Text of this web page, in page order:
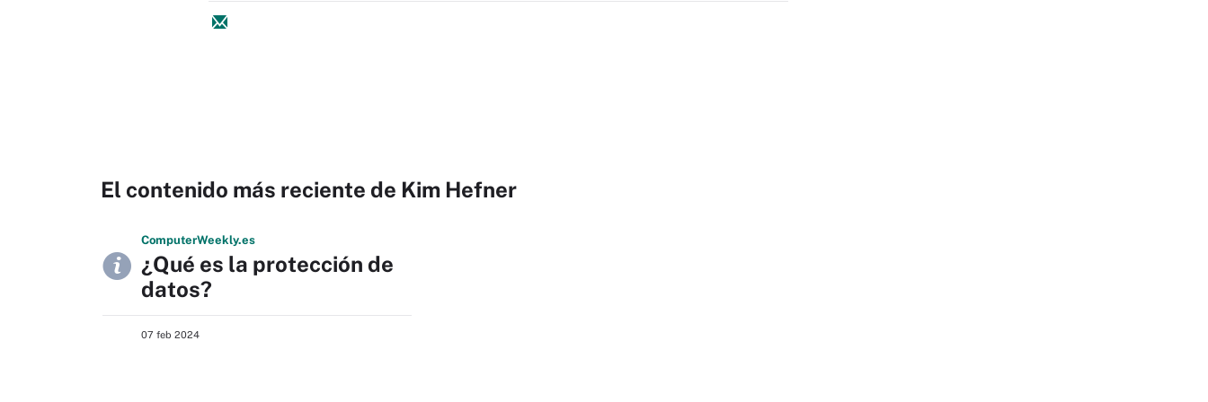
El contenido más reciente de Kim Hefner
ComputerWeekly.es
¿Qué es la protección de
datos?
07 feb 2024